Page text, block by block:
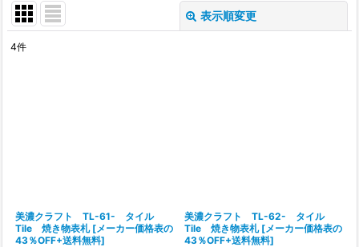
表示順変更
4件
美濃クラフト TL-61- タイル
Tile 焼き物表札 [ メーカー価格表の
43％OFF+送料無料]
美濃クラフト TL-62- タイル
Tile 焼き物表札 [ メーカー価格表の
43％OFF+送料無料]